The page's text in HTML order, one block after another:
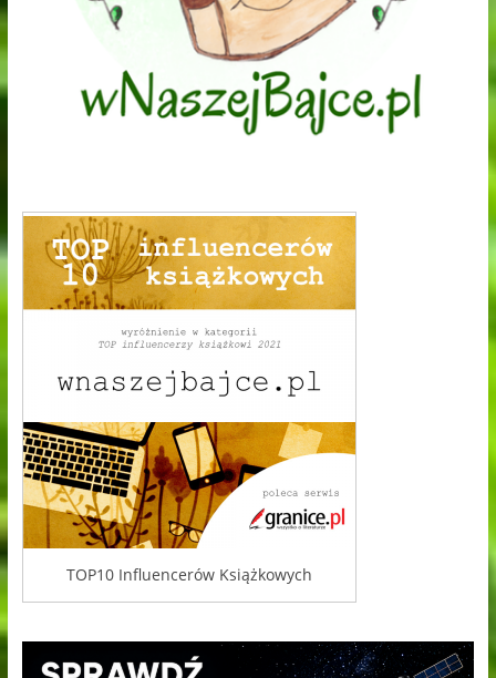
TOP10 Influencerów Książkowych